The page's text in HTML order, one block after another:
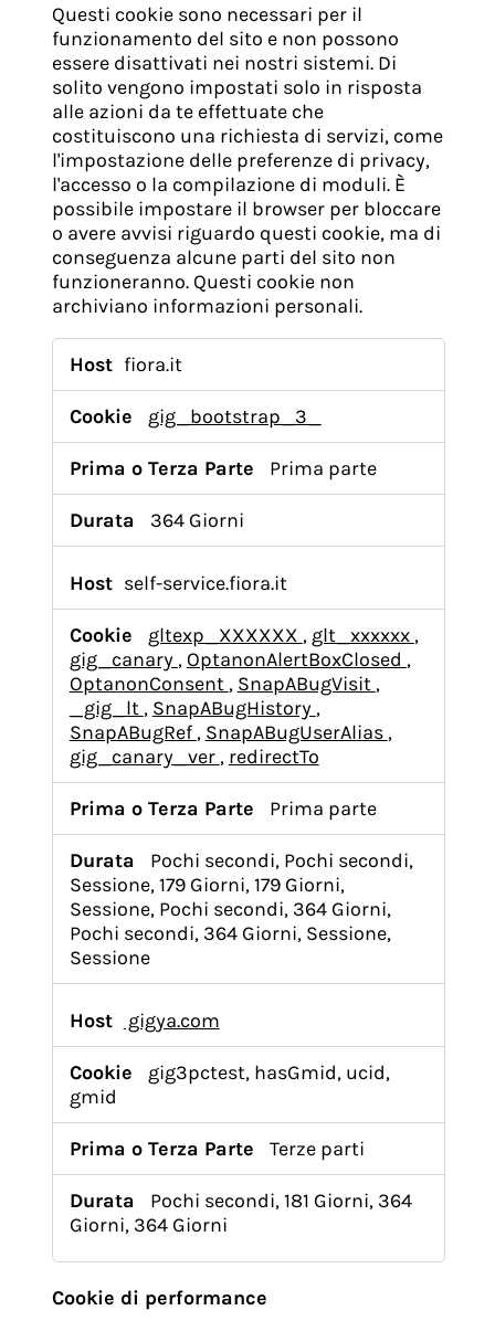
Questi cookie sono necessari per il
funzionamento del sito e non possono
essere disattivati nei nostri sistemi. Di
solito vengono impostati solo in risposta
alle azioni da te effettuate che
costituiscono una richiesta di servizi, come
l'impostazione delle preferenze di privacy,
l'accesso o la compilazione di moduli. È
possibile impostare il browser per bloccare
o avere avvisi riguardo questi cookie, ma di
conseguenza alcune parti del sito non
funzioneranno. Questi cookie non
archiviano informazioni personali.
Cookie
strettamente
necessari
fiora.it
gig_bootstrap_3_
Prima parte
364 Giorni
self-service.fiora.it
gltexp_XXXXXX , glt_xxxxxx ,
gig_canary , OptanonAlertBoxClosed ,
OptanonConsent , SnapABugVisit ,
_gig_lt , SnapABugHistory ,
SnapABugRef, SnapABugUserAlias ,
gig_canary_ver , redirectTo
Prima parte
Pochi secondi, Pochi secondi,
Sessione, 179 Giorni, 179 Giorni,
Sessione, Pochi secondi, 364 Giorni,
Pochi secondi, 364 Giorni, Sessione,
Sessione
gigya.com
gig3pctest, hasGmid, ucid,
gmid
Terze parti
Pochi secondi, 181 Giorni, 364
Giorni, 364 Giorni
Cookie di performance